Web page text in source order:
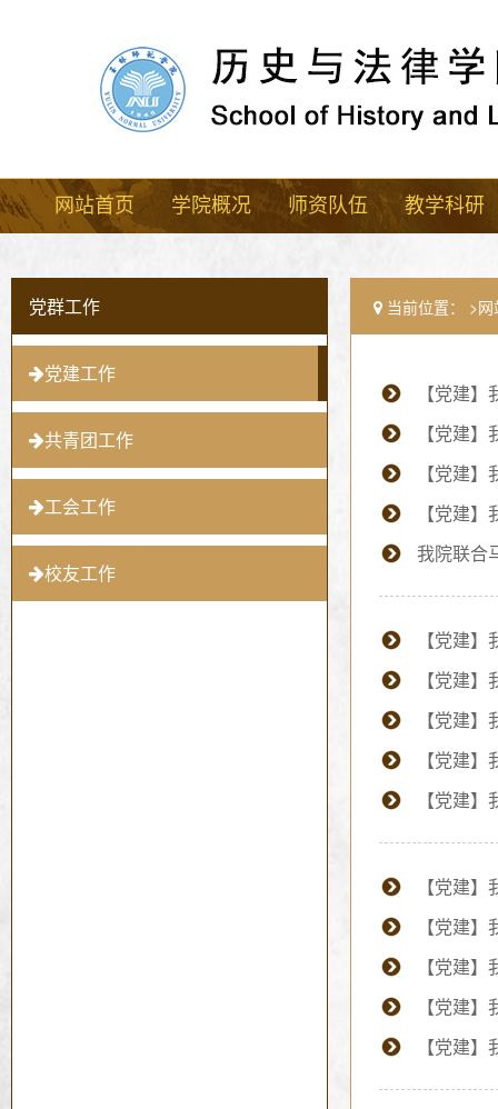
网站首页 学院概况 师资队伍 教学科研
党群工作
党建工作
共青团工作
工会工作
校友工作
当前位置：
【党建
【党建
【党建
【党建
我院联合
【党建
【党建
【党建
【党建
【党建
【党建
【党建
【党建
【党建
【党建